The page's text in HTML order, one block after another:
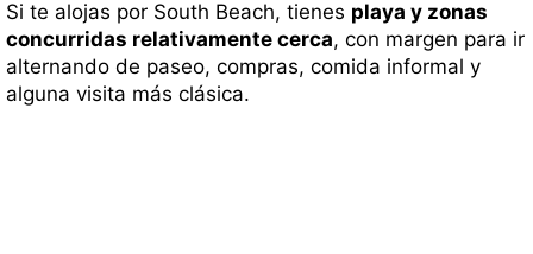
Si te alojas por South Beach, tienes playa y zonas
concurridas relativamente cerca, con margen para ir
alternando de paseo, compras, comida informal y
alguna visita más clásica.